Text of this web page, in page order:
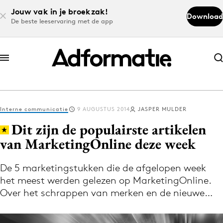
Jouw vak in je broekzak!
De beste leeservaring met de app
Download
Abonneer nu
Abonneer nu
Log in
Download de app
Volg het laatste nieuws via de Adformatie
Nieuws app
Interne communicatie 9 AUGUSTUS 2014 JASPER MULDER
Dit zijn de populairste artikelen
van MarketingOnline deze week
De 5 marketingstukken die de afgelopen week
het meest werden gelezen op MarketingOnline.
Over het schrappen van merken en de nieuwe…